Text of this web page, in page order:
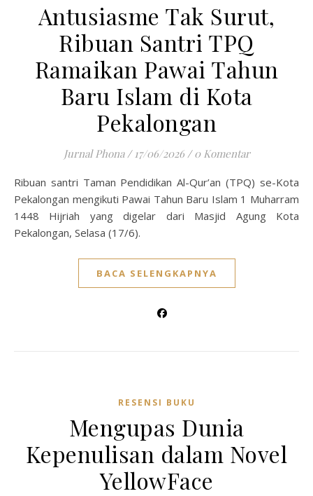
Antusiasme Tak Surut,
Ribuan Santri TPQ
Ramaikan Pawai Tahun
Baru Islam di Kota
Pekalongan
Jurnal Phona / 17/06/2026 / 0 Komentar
Ribuan santri Taman Pendidikan Al-Qur’an (TPQ) se-Kota
Pekalongan mengikuti Pawai Tahun Baru Islam 1 Muharram
1448 Hijriah yang digelar dari Masjid Agung Kota
Pekalongan, Selasa (17/6).
BACA SELENGKAPNYA
RESENSI BUKU
Mengupas Dunia
Kepenulisan dalam Novel
YellowFace